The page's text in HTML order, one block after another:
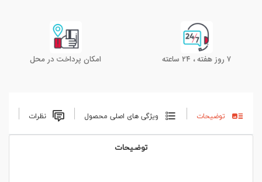
۷ روز هفته ، ۲۴ ساعته امکان پرداخت در محل
توضیحات ویژگی های اصلی محصول نظرات
توضیحات